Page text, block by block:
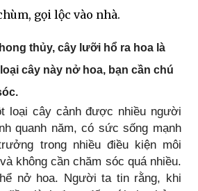
gọi lộc vào nhà.
thủy, cây lưỡi hổ ra hoa là
cây này nở hoa, bạn cần chú
loại cây cảnh được nhiều người
quanh năm, có sức sống mạnh
trong nhiều điều kiện môi
không cần chăm sóc quá nhiều.
nở hoa. Người ta tin rằng, khi